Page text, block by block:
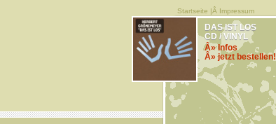
Startseite |Â Impressum
DAS IST LOS
CD / VINYL
Â» Infos
Â» jetzt bestellen!